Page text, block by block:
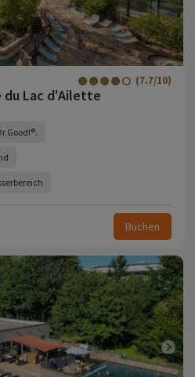
du Lac d'Ailette
(7.7/10)
Buchen